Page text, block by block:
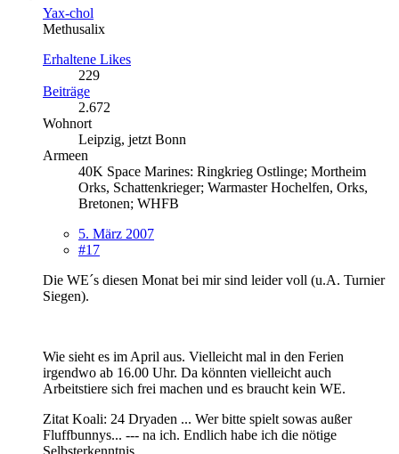
Yax-chol
Methusalix
Erhaltene Likes
229
Beiträge
2.672
Wohnort
Leipzig, jetzt Bonn
Armeen
40K Space Marines: Ringkrieg Ostlinge; Mortheim
Orks, Schattenkrieger; Warmaster Hochelfen, Orks,
Bretonen; WHFB
5. März 2007
#17
Die WE´s diesen Monat bei mir sind leider voll (u.A. Turnier
Siegen).
Wie sieht es im April aus. Vielleicht mal in den Ferien
irgendwo ab 16.00 Uhr. Da könnten vielleicht auch
Arbeitstiere sich frei machen und es braucht kein WE.
Zitat Koali: 24 Dryaden ... Wer bitte spielt sowas außer
Fluffbunnys... --- na ich. Endlich habe ich die nötige
Selbsterkenntnis.